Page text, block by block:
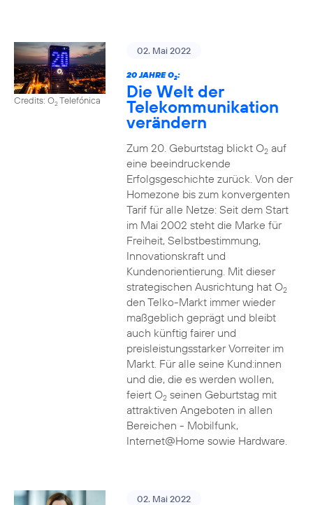
Credits: O2Telefónica
02. Mai 2022
20 JAHRE O2:
Die Welt der
Telekommunikation
verändern
Zum 20. Geburtstag blickt O2auf
eine beeindruckende
Erfolgsgeschichte zurück. Von der
Homezone bis zum konvergenten
Tarif für alle Netze: Seit dem Start
im Mai 2002 steht die Marke für
Freiheit, Selbstbestimmung,
Innovationskraft und
Kundenorientierung. Mit dieser
strategischen Ausrichtung hat O2
den Telko-Markt immer wieder
maßgeblich geprägt und bleibt
auch künftig fairer und
preisleistungsstarker Vorreiter im
Markt. Für alle seine Kund:innen
und die, die es werden wollen,
feiert O2seinen Geburtstag mit
attraktiven Angeboten in allen
Bereichen - Mobilfunk,
Internet@Home sowie Hardware.
02. Mai 2022